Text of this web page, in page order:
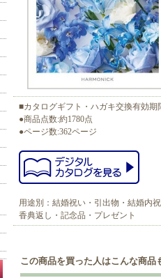
■カタログギフト・ハガキ交換有効期
●商品点数:約1780点
●ページ数:362ページ
用途別：結婚祝い・引出物・結婚内
香典返し・記念品・プレゼント
この商品を買った人はこんな商品